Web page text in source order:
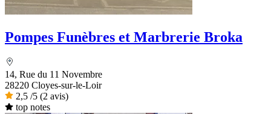
Pompes Funèbres et Marbrerie Broka
14, Rue du 11 Novembre
28220 Cloyes-sur-le-Loir
2,5 /5 (2 avis)
top notes